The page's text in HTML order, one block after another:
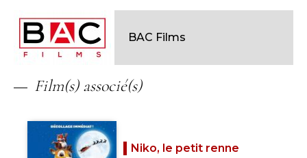
BAC Films
Film(s) associé(s)
Niko, le petit renne